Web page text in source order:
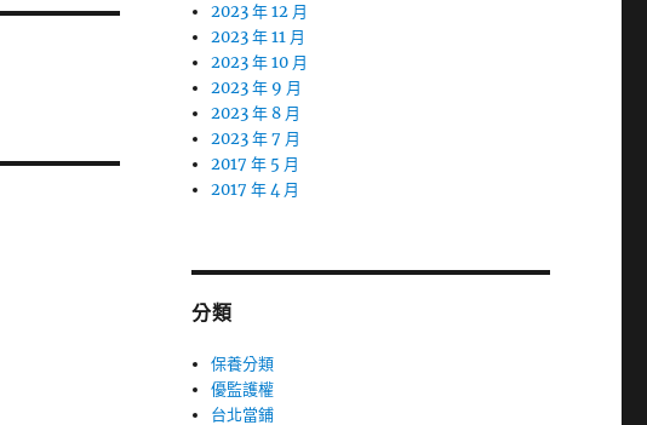
2023 年 12 月
2023 年 11 月
2023 年 10 月
2023 年 9 月
2023 年 8 月
2023 年 7 月
2017 年 5 月
2017 年 4 月
分類
保養分類
優監護權
台北當鋪